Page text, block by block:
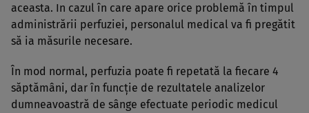
aceasta. In cazul în care apare orice problemă în timpul
administrării perfuziei, personalul medical va fi pregătit
să ia măsurile necesare.
În mod normal, perfuzia poate fi repetată la fiecare 4
săptămâni, dar în funcţie de rezultatele analizelor
dumneavoastră de sânge efectuate periodic medicul